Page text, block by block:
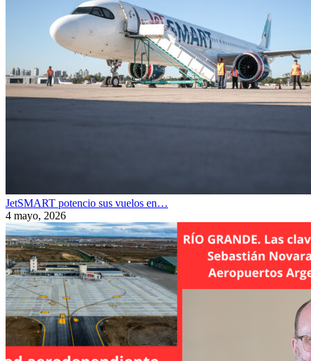
JetSMART potencio sus vuelos en…
4 mayo, 2026